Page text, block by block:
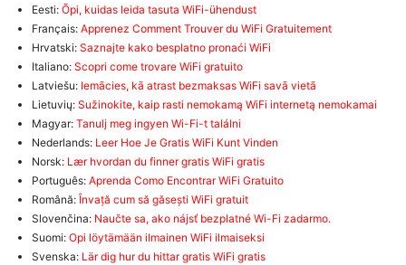
Eesti: Õpi, kuidas leida tasuta WiFi-ühendust
Français: Apprenez Comment Trouver du WiFi Gratuitement
Hrvatski: Saznajte kako besplatno pronaći WiFi
Italiano: Scopri come trovare WiFi gratuito
Latviešu: Iemācies, kā atrast bezmaksas WiFi savā vietā
Lietuvių: Sužinokite, kaip rasti nemokamą WiFi internetą nemokamai
Magyar: Tanulj meg ingyen Wi-Fi-t találni
Nederlands: Leer Hoe Je Gratis WiFi Kunt Vinden
Norsk: Lær hvordan du finner gratis WiFi gratis
Português: Aprenda Como Encontrar WiFi Gratuito
Română: Învață cum să găsești WiFi gratuit
Slovenčina: Naučte sa, ako nájsť bezplatné Wi-Fi zadarmo.
Suomi: Opi löytämään ilmainen WiFi ilmaiseksi
Svenska: Lär dig hur du hittar gratis WiFi gratis